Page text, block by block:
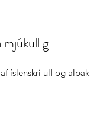
g
íslenskri ull og